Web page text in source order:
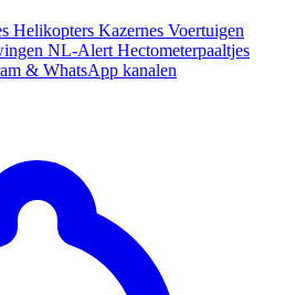
Helikopters Kazernes Voertuigen
NL-Alert Hectometerpaaltjes
& WhatsApp kanalen